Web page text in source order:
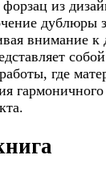
из
дублюры
внимание к
собой
где
гармоничного